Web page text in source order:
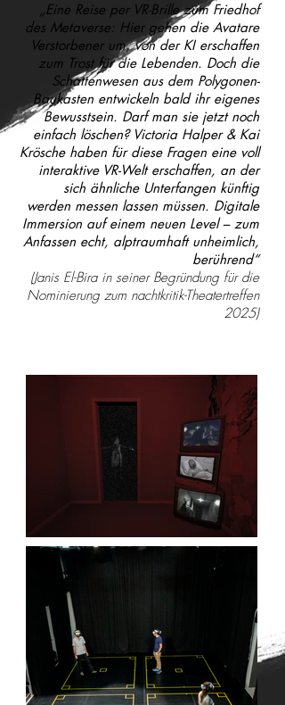
„Eine Reise per VR-Brille zum Friedhof
des Metaverse: Hier gehen die Avatare
Verstorbener um, von der KI erschaffen
zum Trost für die Lebenden. Doch die
Schattenwesen aus dem Polygonen-
Baukasten entwickeln bald ihr eigenes
Bewusstsein. Darf man sie jetzt noch
einfach löschen? Victoria Halper & Kai
Krösche haben für diese Fragen eine voll
interaktive VR-Welt erschaffen, an der
sich ähnliche Unterfangen künftig
werden messen lassen müssen. Digitale
Immersion auf einem neuen Level – zum
Anfassen echt, alptraumhaft unheimlich,
berührend“
(Janis El-Bira in seiner Begründung für die
Nominierung zum nachtkritik-Theatertreffen
2025)